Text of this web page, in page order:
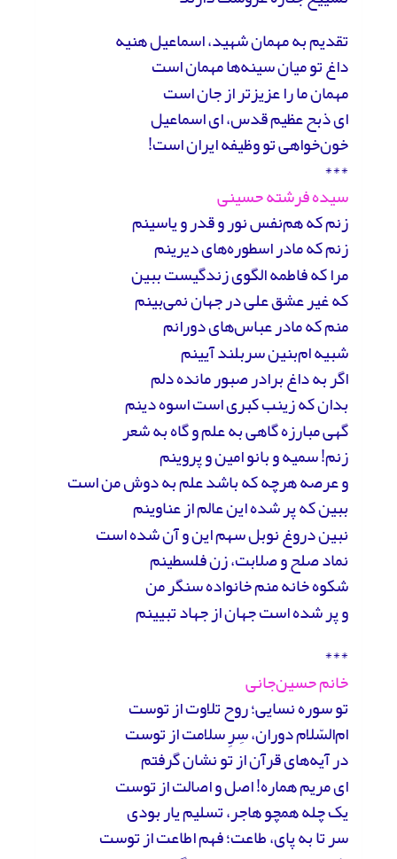
تقدیم به مهمان شهید، اسماعیل هنیه
داغ تو میان سینه‌ها مهمان است
مهمان ما را عزیزتر از جان است
ای ذبح عظیم قدس، ای اسماعیل
خون‌خواهی تو وظیفه ایران است!
***
سیده فرشته حسینی
زنم که هم‌نفس نور و قدر و یاسینم
زنم که مادر اسطوره‌های دیرینم
مرا که فاطمه الگوی زندگیست ببین
که غیر عشق علی در جهان نمی‌بینم
منم که مادر عباس‌های دورانم
شبیه ام‌بنین سربلند آیینم
اگر به داغ برادر صبور مانده دلم
بدان که زینب کبری است اسوه‌ دینم
گهی مبارزه گاهی به علم و گاه به شعر
زنم! سمیه و بانو امین و پروینم
و عرصه هرچه که باشد علم به دوش من است
ببین که پر شده این عالم از عناوینم
نبین دروغ نوبل سهم این و آن شده است
نماد صلح و صلابت، زن فلسطینم
شکوه خانه منم خانواده سنگر من
و پر شده است جهان از جهاد تبیینم
***
خانم حسین‌جانی
تو سوره‌ نسایی؛ روح تلاوت از توست
ام‌السّلام دوران، سِرِ سلامت از توست
در آیه‌های قرآن از تو نشان گرفتم
ای مریم هماره! اصل و اصالت از توست
یک چله همچو هاجر، تسلیم یار بودی
سر تا به پای، طاعت؛ فهم اطاعت از توست